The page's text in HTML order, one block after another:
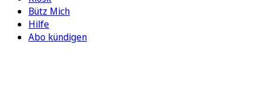
Bütz Mich
Hilfe
Abo kündigen